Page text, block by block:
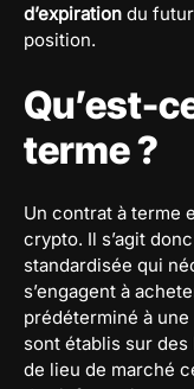
d’expiration du
position.
Qu’est-
terme ?
Un contrat à terme
crypto. Il s’agit
standardisée qui
s’engagent à
prédéterminé à
sont établis sur
de lieu de marché